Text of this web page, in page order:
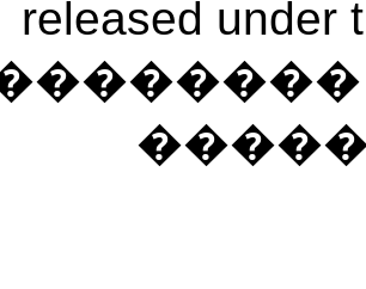
released under